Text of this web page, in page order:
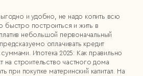
и удобно, не надо копить всю
построиться и жить в
небольшой первоначальный
оплачивать кредит
Ипотека 2025: Как правильно
на строительство частного дома
при покупке материнский капитал. На